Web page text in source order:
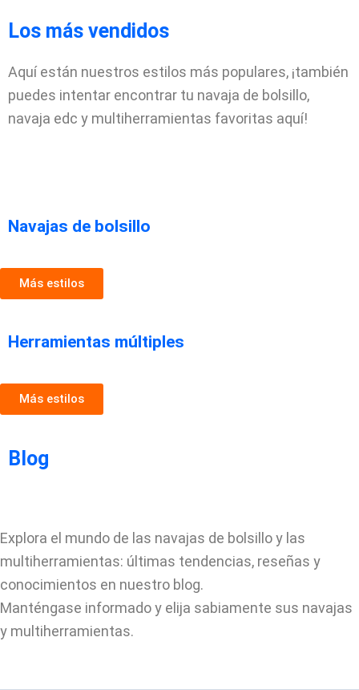
Los más vendidos
Aquí están nuestros estilos más populares, ¡también
puedes intentar encontrar tu navaja de bolsillo,
navaja edc y multiherramientas favoritas aquí!
Navajas de bolsillo
Más estilos
Herramientas múltiples
Más estilos
Blog
Explora el mundo de las navajas de bolsillo y las
multiherramientas: últimas tendencias, reseñas y
conocimientos en nuestro blog.
Manténgase informado y elija sabiamente sus navajas
y multiherramientas.